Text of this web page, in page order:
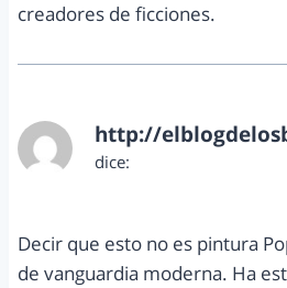
creadores de ficciones.
http://
dice:
Decir que esto no es pintura
de vanguardia moderna. Ha